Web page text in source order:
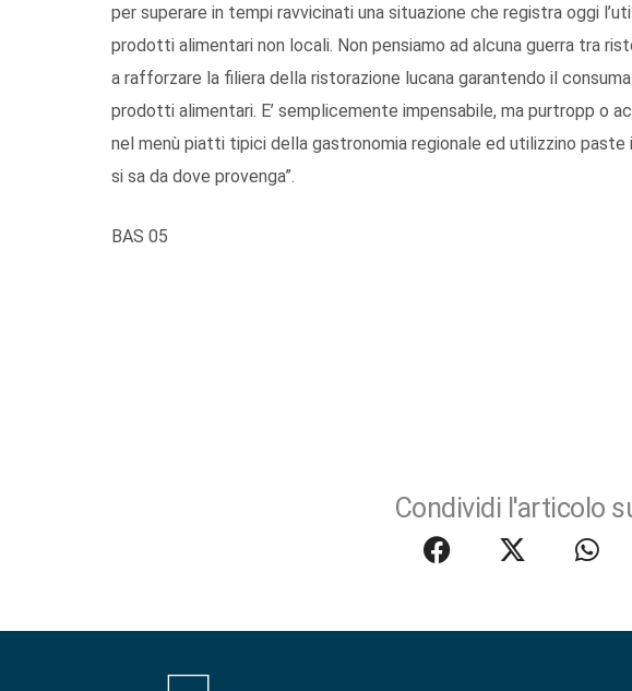
per superare in tempi ravvicinati una situazione che registra oggi
prodotti alimentari non locali. Non pensiamo ad alcuna guerra tra
a rafforzare la filiera della ristorazione lucana garantendo il
prodotti alimentari. E’ semplicemente impensabile, ma purtropp o
nel menù piatti tipici della gastronomia regionale ed utilizzino
si sa da dove provenga”.
BAS 05
Condividi l'articolo